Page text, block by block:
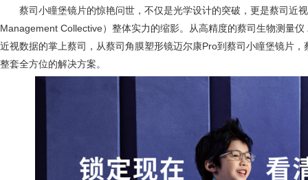
蔡司小瞳堡镜片的惊艳问世，不仅是光学设计的突破，更是蔡司近
Management Collective）整体实力的缩影。从高精度的蔡司生物测量
近视数据的掌上蔡司，从蔡司角膜塑形镜迈尔康Pro到蔡司小瞳堡镜片
整套全方位的解决方案。